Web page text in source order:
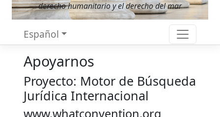
derecho humanitario y el derecho del mar
Español
Apoyarnos
Proyecto: Motor de Búsqueda
Jurídica Internacional
www.whatconvention.org